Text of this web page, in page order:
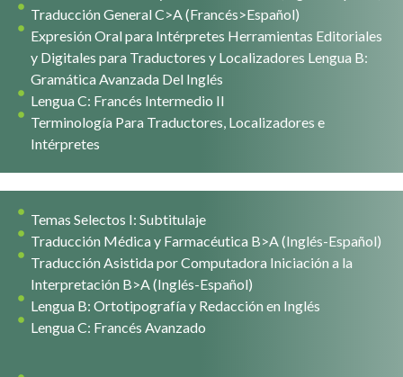
Traducción General C>A (Francés>Español)
Expresión Oral para Intérpretes Herramientas Editoriales
y Digitales para Traductores y Localizadores Lengua B:
Gramática Avanzada Del Inglés
Lengua C: Francés Intermedio II
Terminología Para Traductores, Localizadores e
Intérpretes
Temas Selectos I: Subtitulaje
Traducción Médica y Farmacéutica B>A (Inglés-Español)
Traducción Asistida por Computadora Iniciación a la
Interpretación B>A (Inglés-Español)
Lengua B: Ortotipografía y Redacción en Inglés
Lengua C: Francés Avanzado